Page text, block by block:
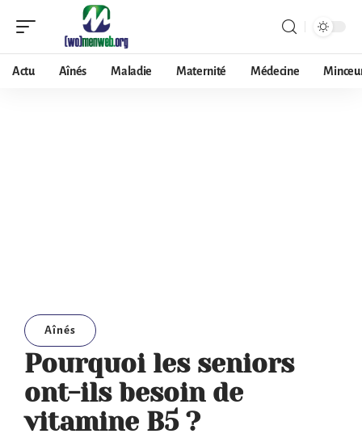
Actu Aînés Maladie Maternité Médecine
Aînés
Pourquoi les seniors
ont-ils besoin de
vitamine B5 ?